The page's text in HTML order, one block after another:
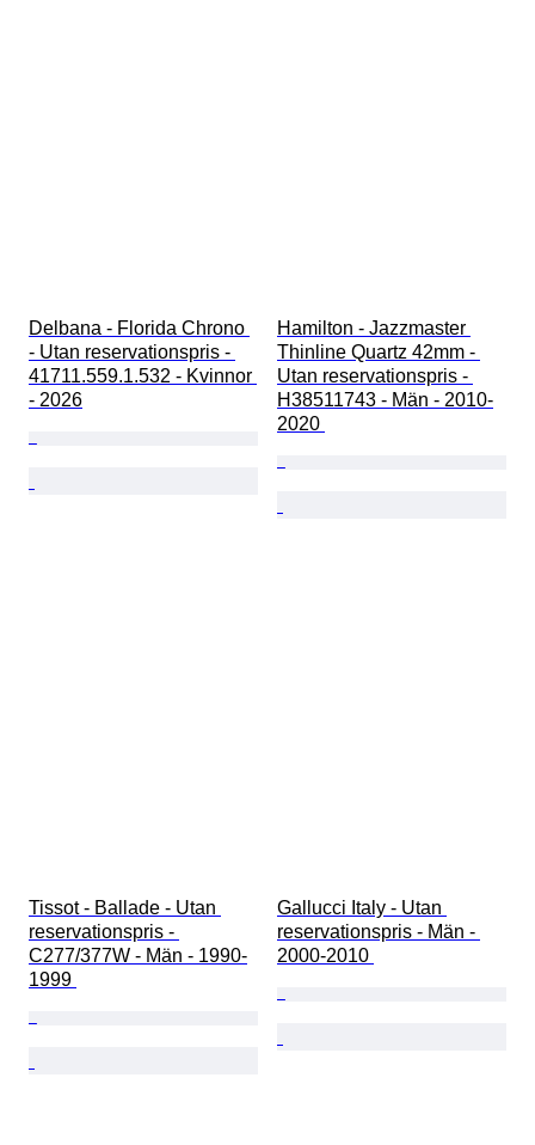
Delbana - Florida Chrono
- Utan reservationspris -
41711.559.1.532 - Kvinnor
- 2026
Hamilton - Jazzmaster
Thinline Quartz 42mm -
Utan reservationspris -
H38511743 - Män - 2010-
2020
Tissot - Ballade - Utan
reservationspris -
C277/377W - Män - 1990-
1999
Gallucci Italy - Utan
reservationspris - Män -
2000-2010